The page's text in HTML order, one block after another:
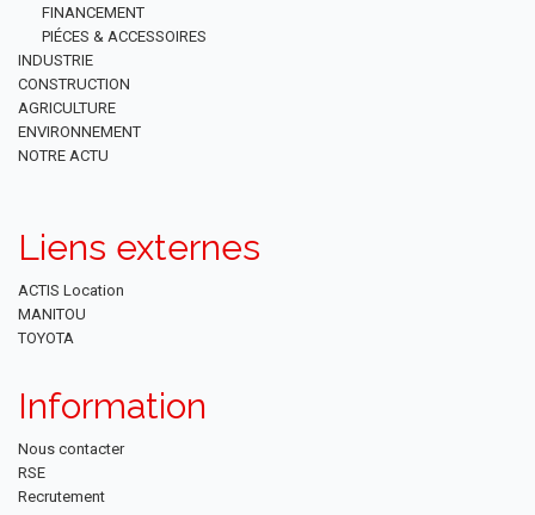
FINANCEMENT
PIÉCES & ACCESSOIRES
INDUSTRIE
CONSTRUCTION
AGRICULTURE
ENVIRONNEMENT
NOTRE ACTU
Liens externes
ACTIS Location
MANITOU
TOYOTA
Information
Nous contacter
RSE
Recrutement